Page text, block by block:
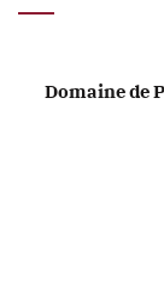
Domaine de